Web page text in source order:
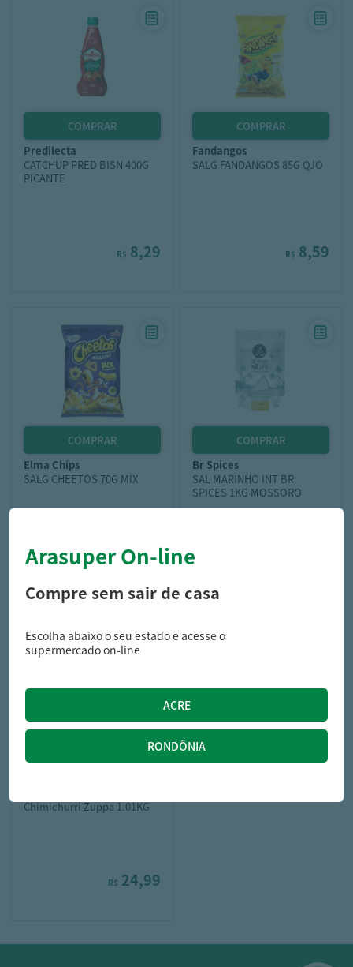
predilecta
CATCHUP PRED BISN 400G
PICANTE
R$ 8,29
fandangos
SALG FANDANGOS 85G QJO
R$ 8,59
elma chips
SALG CHEETOS 70G MIX
R$ 9,59
br spices
SAL MARINHO INT BR
SPICES 1KG MOSSORO
Chimichurri Zuppa 1.01KG
R$ 24,99
Arasuper On-line
Compre sem sair de casa
Escolha abaixo o seu estado e acesse o
supermercado on-line